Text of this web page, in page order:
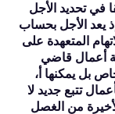
في تحديد الأجل
يعد الأجل بحساب
المتعهدة على
أعمال قاضي
بل يمكنها أ،
تتبع جديد لا
من الغصل